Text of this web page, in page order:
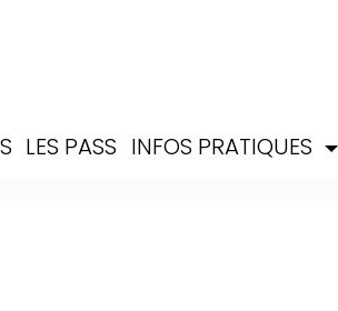
LES PASS INFOS PRATIQUES